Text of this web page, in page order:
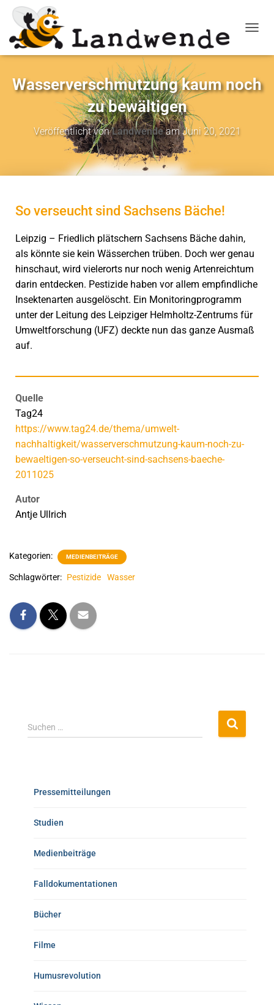
Wasserverschmutzung kaum noch
zu bewältigen
Veröffentlicht vonLandwendeamJuni 20, 2021
So verseucht sind Sachsens Bäche!
Leipzig – Friedlich plätschern Sachsens Bäche dahin,
als könnte sie kein Wässerchen trüben. Doch wer genau
hinschaut, wird vielerorts nur noch wenig Artenreichtum
darin entdecken. Pestizide haben vor allem empfindliche
Insektenarten ausgelöscht. Ein Monitoringprogramm
unter der Leitung des Leipziger Helmholtz-Zentrums für
Umweltforschung (UFZ) deckte nun das ganze Ausmaß
auf.
Quelle
Tag24
https://www.tag24.de/thema/umwelt-
nachhaltigkeit/wasserverschmutzung-kaum-noch-zu-
bewaeltigen-so-verseucht-sind-sachsens-baeche-
2011025
Autor
Antje Ullrich
Kategorien: MEDIENBEITRÄGE
Schlagwörter: Pestizide Wasser
Suchen …
Pressemitteilungen
Studien
Medienbeiträge
Falldokumentationen
Bücher
Filme
Humusrevolution